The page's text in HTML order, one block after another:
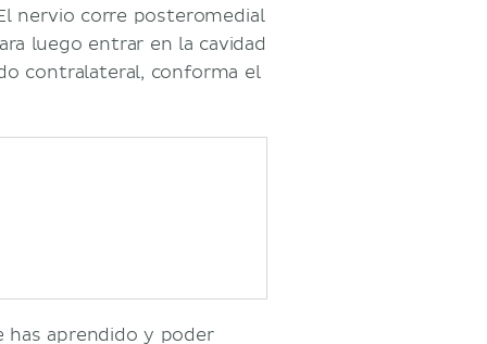
nervio corre posteromedial
luego entrar en la cavidad
contralateral, conforma el
has aprendido y poder